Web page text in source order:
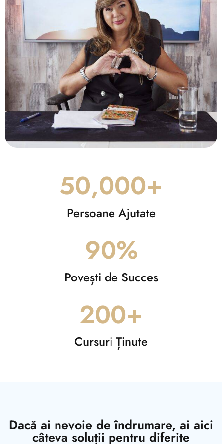
Persoane Ajutate
50,000+
Povești de Succes
90%
Cursuri Ținute
200+
Dacă ai nevoie de îndrumare, ai aici
câteva soluții pentru diferite